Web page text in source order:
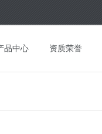
品中心 资质荣誉